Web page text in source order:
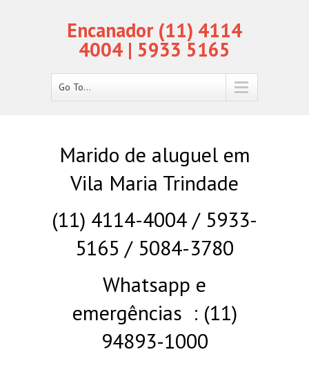
Encanador (11) 4114
4004 | 5933 5165
Go To...
Marido de aluguel em
Vila Maria Trindade
(11) 4114-4004 / 5933-
5165 / 5084-3780
Whatsapp e
emergências : (11)
94893-1000